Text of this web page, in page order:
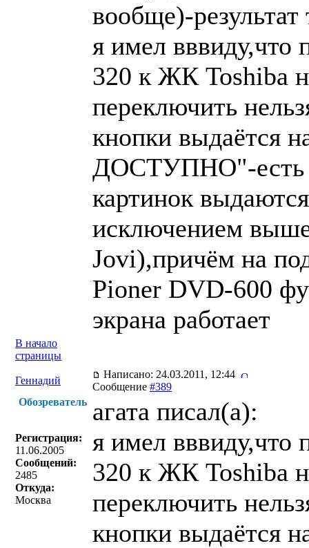
вообще)-результат
я имел
320 к ЖК Toshiba
переключить
кнопки выдаётся
ДОСТУПНО"-есть
картинок
исключением
Jovi),причём на
Pioner DVD-600
экрана работает
В начало
страницы
Геннадий
Написано: 24.03.2011, 12:44
Сообщение #389
Обозреватель
Регистрация:
11.06.2005
Сообщений:
2485
Откуда:
Москва
агата писал(a):
я имел
320 к ЖК Toshiba
переключить
кнопки выдаётся